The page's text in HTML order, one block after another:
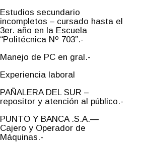
Estudios secundario
incompletos – cursado hasta el
3er. año en la Escuela
“Politécnica Nº 703”.-
Manejo de PC en gral.-
Experiencia laboral
PAÑALERA DEL SUR –
repositor y atención al público.-
PUNTO Y BANCA .S.A.—
Cajero y Operador de
Máquinas.-